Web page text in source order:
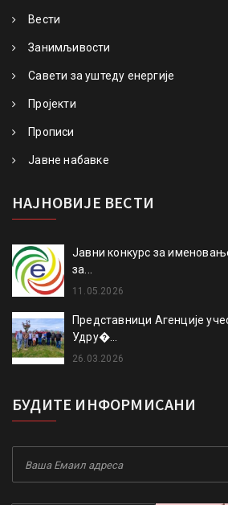
Вести
Занимљивости
Савети за уштеду енергије
Пројекти
Прописи
Јавне набавке
НАЈНОВИЈЕ ВЕСТИ
Јавни конкурс за
за...
11.05.2026
Представници Агенције
Удру�...
26.03.2026
БУДИТЕ ИНФОРМИСАНИ